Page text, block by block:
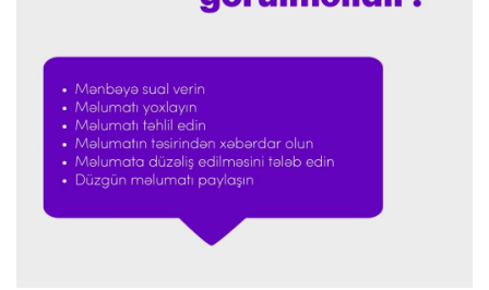
Formula-1 23:51 06.08.2026
"Antonelli çox etibarlı pilota çevrilib"
Formula-1 23:44 06.08.2026
"Antonelli mövsümün ən yaxşı pilotlarından